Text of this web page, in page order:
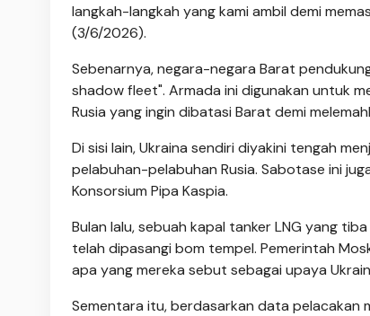
langkah-langkah yang kami ambil demi
(3/6/2026).
Sebenarnya, negara-negara Barat
shadow fleet". Armada ini digunakan untuk
Rusia yang ingin dibatasi Barat demi
Di sisi lain, Ukraina sendiri diyakini tengah
pelabuhan-pelabuhan Rusia. Sabotase ini
Konsorsium Pipa Kaspia.
Bulan lalu, sebuah kapal tanker LNG yang
telah dipasangi bom tempel. Pemerintah
apa yang mereka sebut sebagai upaya
Sementara itu, berdasarkan data pelacakan